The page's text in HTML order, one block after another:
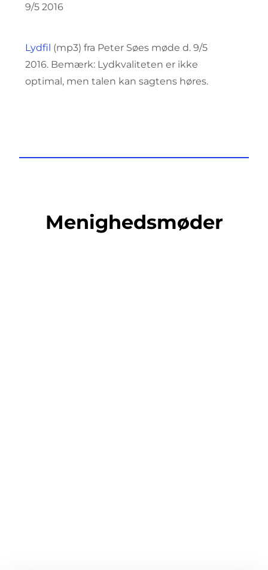
9/5 2016
Lydfil (mp3) fra Peter Søes møde d. 9/5
2016. Bemærk: Lydkvaliteten er ikke
optimal, men talen kan sagtens høres.
Menighedsmøder